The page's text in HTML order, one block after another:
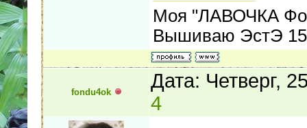
Моя "ЛАВОЧКА
Вышиваю ЭстЭ
fondu4ok
Дата: Четверг,
4